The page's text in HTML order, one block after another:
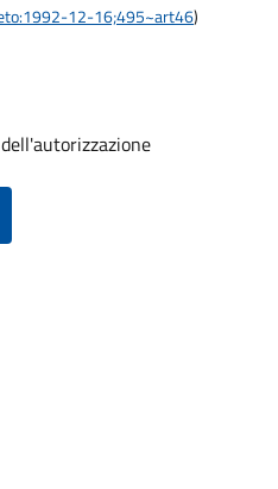
12-16;495~art46)